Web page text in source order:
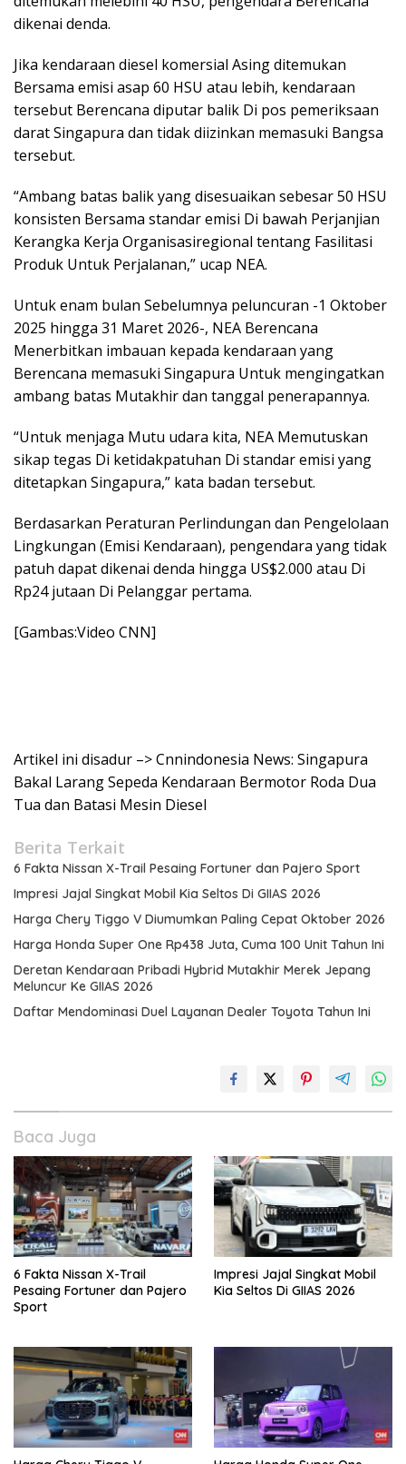
dikenai denda.
Jika kendaraan diesel komersial Asing ditemukan
Bersama emisi asap 60 HSU atau lebih, kendaraan
tersebut Berencana diputar balik Di pos pemeriksaan
darat Singapura dan tidak diizinkan memasuki Bangsa
tersebut.
“Ambang batas balik yang disesuaikan sebesar 50 HSU
konsisten Bersama standar emisi Di bawah Perjanjian
Kerangka Kerja Organisasiregional tentang Fasilitasi
Produk Untuk Perjalanan,” ucap NEA.
Untuk enam bulan Sebelumnya peluncuran -1 Oktober
2025 hingga 31 Maret 2026-, NEA Berencana
Menerbitkan imbauan kepada kendaraan yang
Berencana memasuki Singapura Untuk mengingatkan
ambang batas Mutakhir dan tanggal penerapannya.
“Untuk menjaga Mutu udara kita, NEA Memutuskan
sikap tegas Di ketidakpatuhan Di standar emisi yang
ditetapkan Singapura,” kata badan tersebut.
Berdasarkan Peraturan Perlindungan dan Pengelolaan
Lingkungan (Emisi Kendaraan), pengendara yang tidak
patuh dapat dikenai denda hingga US$2.000 atau Di
Rp24 jutaan Di Pelanggar pertama.
[Gambas:Video CNN]
Artikel ini disadur –> Cnnindonesia News: Singapura
Bakal Larang Sepeda Kendaraan Bermotor Roda Dua
Tua dan Batasi Mesin Diesel
Berita Terkait
6 Fakta Nissan X-Trail Pesaing Fortuner dan Pajero Sport
Impresi Jajal Singkat Mobil Kia Seltos Di GIIAS 2026
Harga Chery Tiggo V Diumumkan Paling Cepat Oktober 2026
Harga Honda Super One Rp438 Juta, Cuma 100 Unit Tahun Ini
Deretan Kendaraan Pribadi Hybrid Mutakhir Merek Jepang
Meluncur Ke GIIAS 2026
Daftar Mendominasi Duel Layanan Dealer Toyota Tahun Ini
Baca Juga
6 Fakta Nissan X-Trail
Pesaing Fortuner dan Pajero
Sport
Impresi Jajal Singkat Mobil
Kia Seltos Di GIIAS 2026